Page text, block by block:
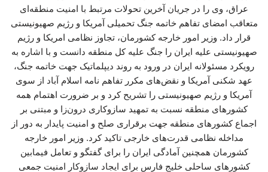
عراق، وی را در جریان آخرین تحولات مرتبط با امنیت منطقه‌ای
متعاقب امضای تفاهم خاتمه جنگ تحمیلی آمریکا و رژیم صهیونیستی
قرار داد. وزیر امور خارجه کشورمان، تجاوز نظامی امریکا و رژیم
صهیونیستی علیه ایران را جنگ علیه کل منطقه دانست و با اشاره به
رویکرد مسئولانه ایران در ورود به روند دیپلماتیک جهت خاتمه جنگ،
عهد شکنی آمریکا و نقض‌های مکرر تفاهم نامه اسلام آباد از سوی
آمریکا و رژیم صهیونیستی را تشریح کرد و بر ضرورت اهتمام همه
کشورهای منطقه نسبت به تمهید سازوکاری درون‌زا و مبتنی بر
اجماع کشورهای منطقه جهت برقراری صلح و امنیت پایدار به دور از
مداخله نظامی قدرت‌های خارجی تاکید کرد. وزیر امور خارجه
کشورمان همچنین آمادگی ایران را برای گفتگو و تعامل فیمابین
کشورهای ساحلی خلیج فارس برای ایجاد سازوکار امنیت جمعی